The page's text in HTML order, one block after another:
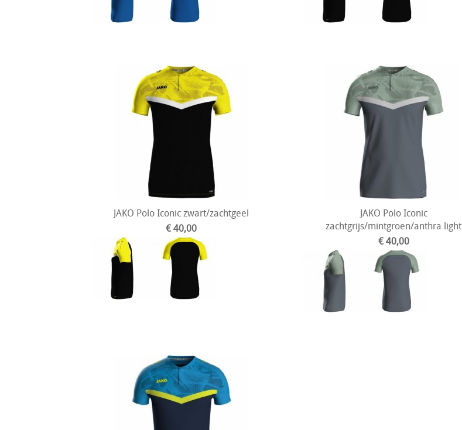
JAKO Polo Iconic zwart/zachtgeel
€ 40,00
JAKO Polo Iconic
zachtgrijs/mintgroen/anthra light
€ 40,00